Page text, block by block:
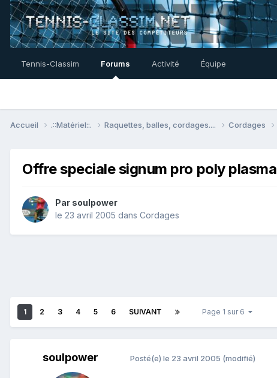
Tennis-Classim Forums Activité Équipe
Accueil .::Matériel::. Raquettes, balles, cordages.... Cordages
Offre speciale signum pro poly plasma
Par soulpower
le 23 avril 2005 dans Cordages
1 2 3 4 5 6 SUIVANT Page 1 sur 6
soulpower Posté(e) le 23 avril 2005 (modifié)